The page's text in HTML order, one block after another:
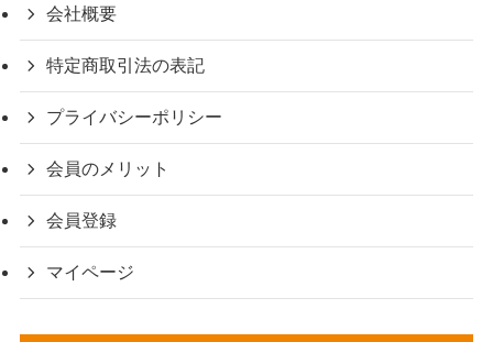
会社概要
特定商取引法の表記
プライバシーポリシー
会員のメリット
会員登録
マイページ